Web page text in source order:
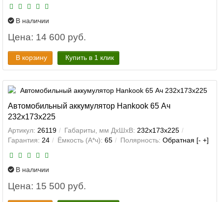
В наличии
Цена: 14 600 руб.
В корзину Купить в 1 клик
Автомобильный аккумулятор Hankook 65 Ач
232x173x225
Артикул: 26119 Габариты, мм ДхШхВ: 232x173x225
Гарантия: 24 Ёмкость (А*ч): 65 Полярность: Обратная [- +]
В наличии
Цена: 15 500 руб.